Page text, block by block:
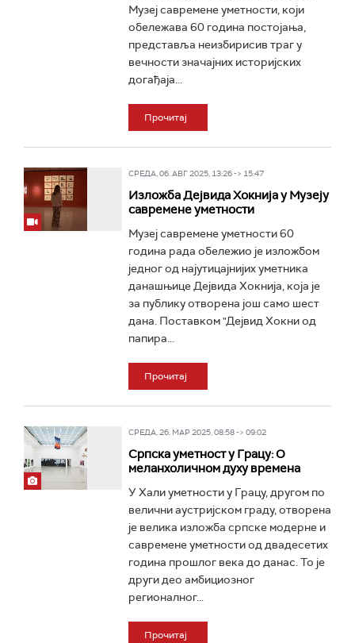
Музеј савремене уметности, који
обележава 60 година постојања,
представља неизбирисив траг у
вечности значајних историјских
догађаја...
Прочитај
СРЕДА, 06. АВГ 2025, 13:26 -> 15:47
Изложба Дејвида Хокнија у Музеју
савремене уметности
Музеј савремене уметности 60
година рада обележио је изложбом
једног од најутицајнијих уметника
данашњице Дејвида Хокнија, која је
за публику отворена још само шест
дана. Поставком "Дејвид Хокни од
папира...
Прочитај
СРЕДА, 26. МАР 2025, 08:58 -> 09:02
Српска уметност у Грацу: О
меланхоличном духу времена
У Хали уметности у Грацу, другом по
велични аустријском граду, отворена
је велика изложба српске модерне и
савремене уметности од двадесетих
година прошлог века до данас. То је
други део амбициозног
регионалног...
Прочитај